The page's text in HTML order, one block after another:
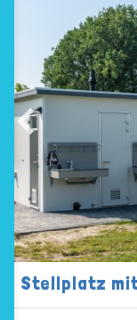
Stellplatz